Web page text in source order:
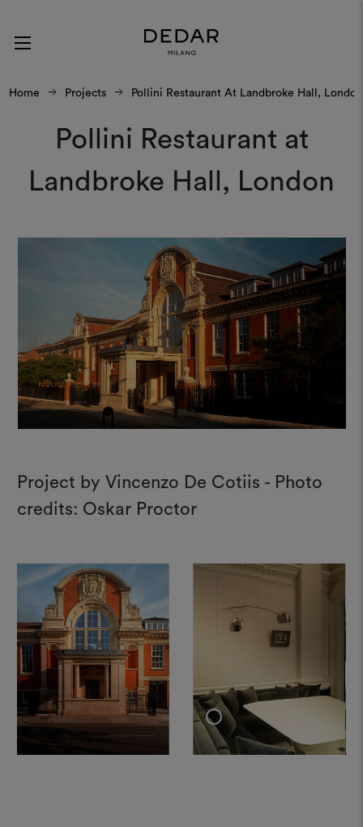
Home Projects Pollini Restaurant At Landbroke Hall, London
Pollini Restaurant at
Landbroke Hall, London
Project by Vincenzo De Cotiis - Photo
credits: Oskar Proctor